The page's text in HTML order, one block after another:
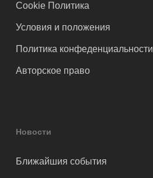
Cookie Политика
Условия и положения
Политика конфеденциальности
Авторское право
Новости
Ближайшия события